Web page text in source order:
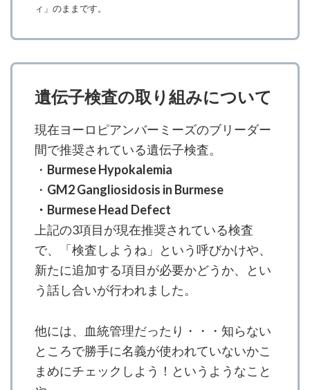
ィ」のままです。
遺伝子検査の取り組みについて
現在ヨーロピアンバーミーズのブリーダー
間で推奨されている遺伝子検査。
・ Burmese Hypokalemia
・ GM2 Gangliosidosis in Burmese
・Burmese Head Defect
上記の3項目が現在推奨されている検査
で、「検査しようね」という呼びかけや、
新たに追加する項目が必要かどうか、とい
う話し合いが行われました。
他には、血統管理だったり・・・知らない
ところで勝手に名義が使われていないかこ
まめにチェックしよう！というようなこと